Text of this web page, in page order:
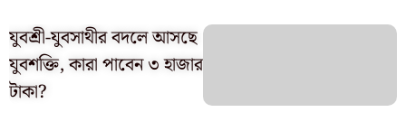
যুবশ্রী-যুবসাথীর বদলে আসছে
যুবশক্তি, কারা পাবেন ৩ হাজার
টাকা?